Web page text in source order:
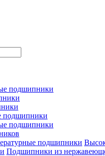
подшипники
подшипники
подшипники
Подшипники из